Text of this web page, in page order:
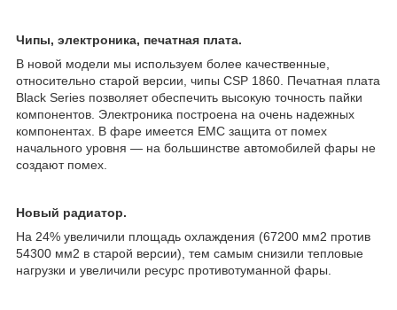
Чипы, электроника, печатная плата.
В новой модели мы используем более качественные,
относительно старой версии, чипы CSP 1860. Печатная плата
Black Series позволяет обеспечить высокую точность пайки
компонентов. Электроника построена на очень надежных
компонентах. В фаре имеется EMC защита от помех
начального уровня — на большинстве автомобилей фары не
создают помех.
Новый радиатор.
На 24% увеличили площадь охлаждения (67200 мм2 против
54300 мм2 в старой версии), тем самым снизили тепловые
нагрузки и увеличили ресурс противотуманной фары.